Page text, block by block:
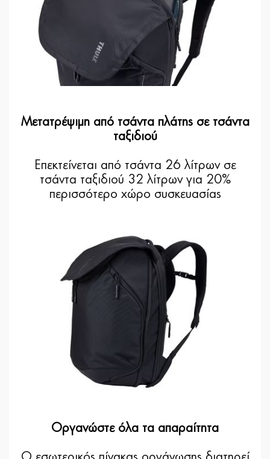
Μετατρέψιμη από τσάντα πλάτης σε τσάντα
ταξιδιού
Επεκτείνεται από τσάντα 26 λίτρων σε
τσάντα ταξιδιού 32 λίτρων για 20%
περισσότερο χώρο συσκευασίας
Οργανώστε όλα τα απαραίτητα